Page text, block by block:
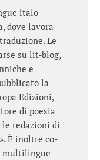
italo-
dove lavora
Le
su lit-blog,
e
la
Edizioni,
di poesia
redazioni di
È inoltre co-
multilingue